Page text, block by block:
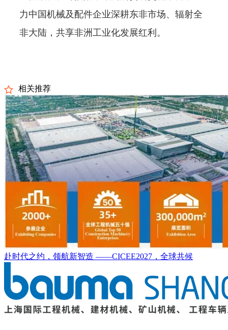
力中国机械及配件企业深耕东非市场、辐射全
非大陆，共享非洲工业化发展红利。
相关推荐
赴时代之约，领航新智造 ——CICEE2027，全球共候